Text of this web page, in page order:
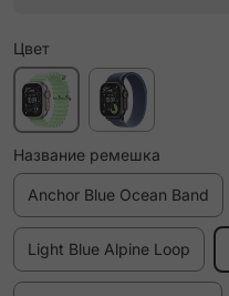
Цвет
Название ремешка
Anchor Blue Ocean Band
Light Blue Alpine Loop